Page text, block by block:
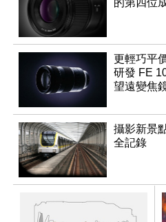
更輕巧平
研發 FE
望遠變焦
攝影新景
全記錄